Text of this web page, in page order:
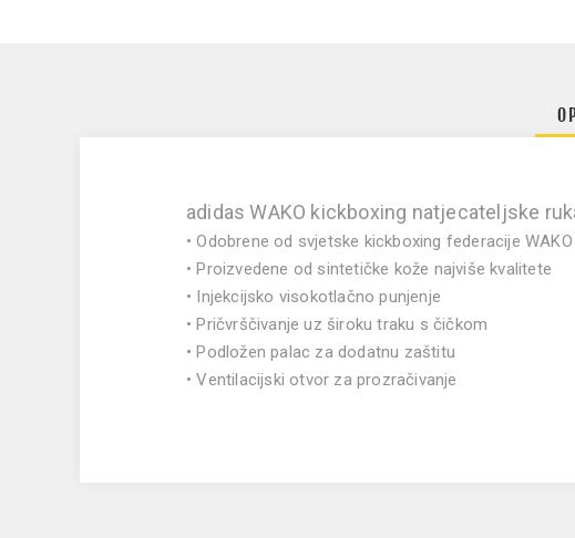
adidas WAKO kickboxing natjecateljske
• Odobrene od svjetske kickboxing federacije
• Proizvedene od sintetičke kože najviše kvalitete
• Injekcijsko visokotlačno punjenje
• Pričvrščivanje uz široku traku s čičkom
• Podložen palac za dodatnu zaštitu
• Ventilacijski otvor za prozračivanje